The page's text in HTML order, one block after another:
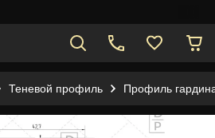
Теневой профиль Профиль